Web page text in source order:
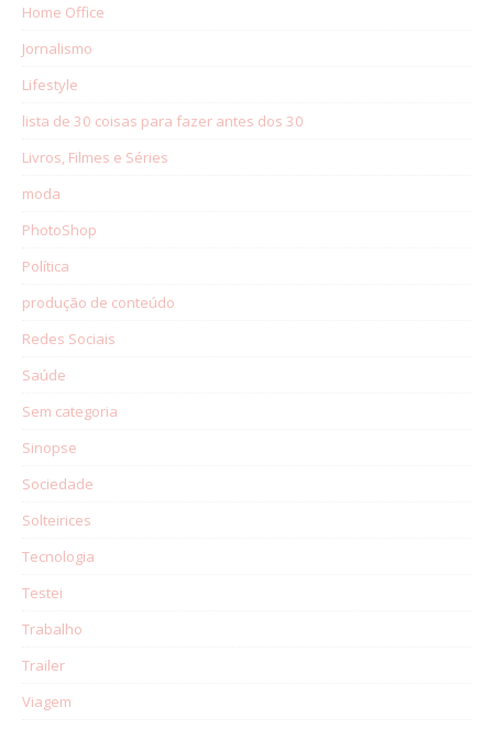
Home Office
Jornalismo
Lifestyle
lista de 30 coisas para fazer antes dos 30
Livros, Filmes e Séries
moda
PhotoShop
Política
produção de conteúdo
Redes Sociais
Saúde
Sem categoria
Sinopse
Sociedade
Solteirices
Tecnologia
Testei
Trabalho
Trailer
Viagem